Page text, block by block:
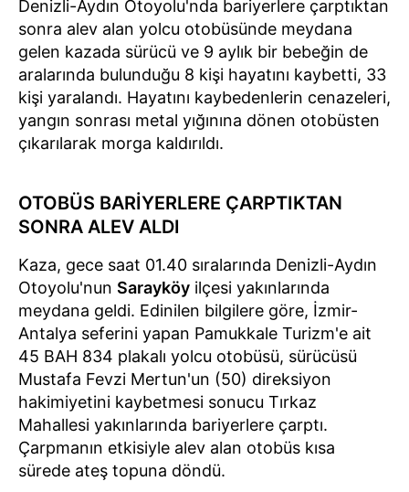
Denizli-Aydın Otoyolu'nda bariyerlere çarptıktan
sonra alev alan yolcu otobüsünde meydana
gelen kazada sürücü ve 9 aylık bir bebeğin de
aralarında bulunduğu 8 kişi hayatını kaybetti, 33
kişi yaralandı. Hayatını kaybedenlerin cenazeleri,
yangın sonrası metal yığınına dönen otobüsten
çıkarılarak morga kaldırıldı.
OTOBÜS BARİYERLERE ÇARPTIKTAN
SONRA ALEV ALDI
Kaza, gece saat 01.40 sıralarında Denizli-Aydın
Otoyolu'nun Sarayköy ilçesi yakınlarında
meydana geldi. Edinilen bilgilere göre, İzmir-
Antalya seferini yapan Pamukkale Turizm'e ait
45 BAH 834 plakalı yolcu otobüsü, sürücüsü
Mustafa Fevzi Mertun'un (50) direksiyon
hakimiyetini kaybetmesi sonucu Tırkaz
Mahallesi yakınlarında bariyerlere çarptı.
Çarpmanın etkisiyle alev alan otobüs kısa
sürede ateş topuna döndü.